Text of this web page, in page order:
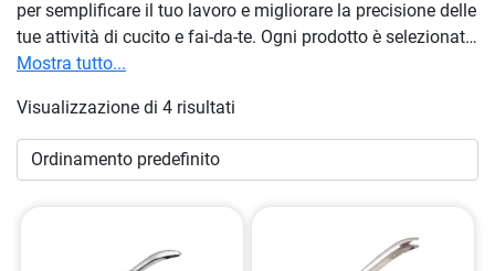
per semplificare il tuo lavoro e migliorare la precisione delle
tue attività di cucito e fai-da-te. Ogni prodotto è selezionato
attentamente per garantire la soddisfazione del cliente e
alla qualità e alla precisione dei nostri
occhiellatrici. Rendi ogni progetto un successo con gli
strumenti giusti. Acquista ora su Initpc e trasforma il modo
Mostra tutto...
Visualizzazione di 4 risultati